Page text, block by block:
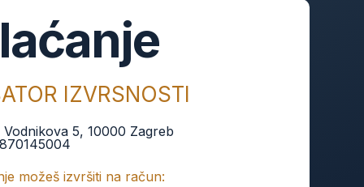
IZVRSNOSTI
Vodnikova 5, 10000 Zagreb
možeš izvršiti na račun: